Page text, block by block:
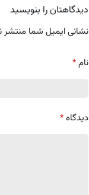
دیدگاهتان را بنویسید
نشانی ایمیل شما
نام*
دیدگاه*